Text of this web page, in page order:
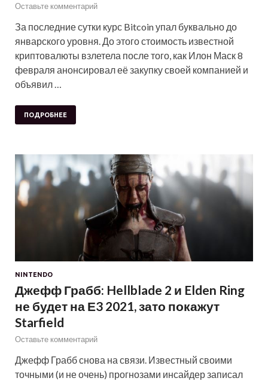
Оставьте комментарий
За последние сутки курс Bitcoin упал буквально до
январского уровня. До этого стоимость известной
криптовалюты взлетела после того, как Илон Маск 8
февраля анонсировал её закупку своей компанией и
объявил …
ПОДРОБНЕЕ
NINTENDO
Джефф Грабб: Hellblade 2 и Elden Ring
не будет на Е3 2021, зато покажут
Starfield
Оставьте комментарий
Джефф Грабб снова на связи. Известный своими
точными (и не очень) прогнозами инсайдер записал